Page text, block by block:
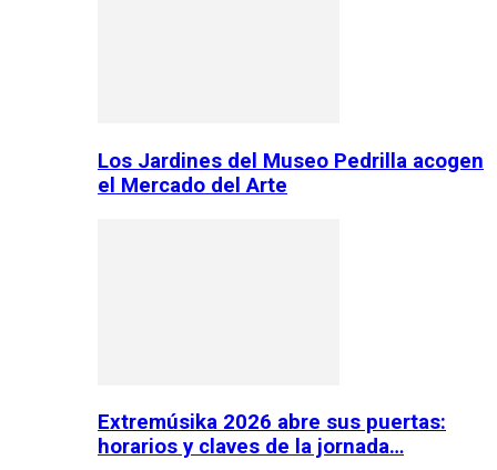
Los Jardines del Museo Pedrilla acogen
el Mercado del Arte
Extremúsika 2026 abre sus puertas:
horarios y claves de la jornada…